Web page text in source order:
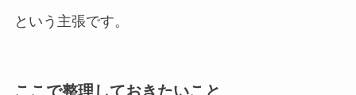
という主張です。
ここで整理しておきたいこと